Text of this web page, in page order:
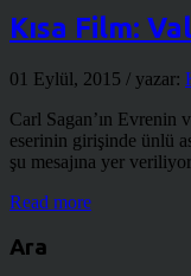
Kısa Film:
01 Eylül, 2015 / yazar:
Carl Sagan’ın Evrenin
eserinin girişinde ünlü
şu mesajına yer
Read more
Ara